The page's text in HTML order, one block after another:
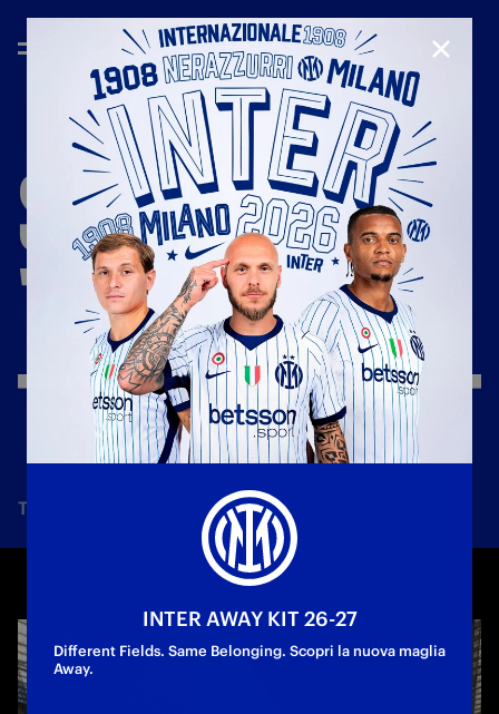
STAGIONE
'19/'20
Tutte le notizie Squadra Società
INTER AWAY KIT 26-27
Different Fields. Same Belonging. Scopri la nuova maglia
Away.